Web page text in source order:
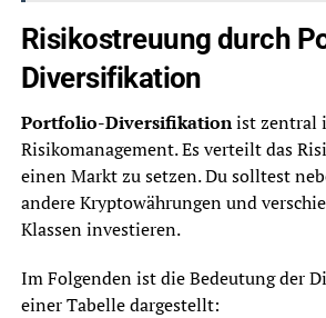
Risikostreuung durch
Diversifikation
Portfolio-Diversifikationist zentral
Risikomanagement. Es verteilt das
einen Markt zu setzen. Du solltest
andere Kryptowährungen und
Klassen investieren.
Im Folgenden ist die Bedeutung der
einer Tabelle dargestellt: